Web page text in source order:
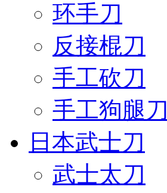
环手刀
反接棍刀
手工砍刀
手工狗腿刀
日本武士刀
武士太刀